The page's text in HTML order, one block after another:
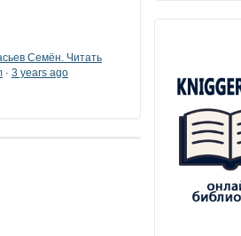
Семён. Читать
· 3 years ago